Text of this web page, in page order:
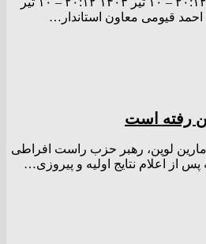
رفته است
لوپن، رهبر حزب راست افراطی
از اعلام نتایج اولیه و پیروزی…